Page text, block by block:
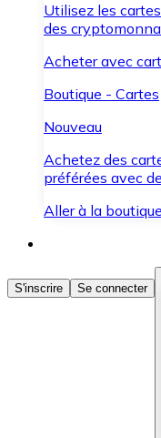
Utilisez les
des
Acheter avec
Boutique - Cartes
Nouveau
Achetez des
préférées avec
Aller à la
Acheter des
Achetez les
Convertissez
S'inscrire Se connecter